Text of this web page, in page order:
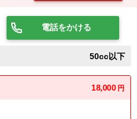
電話をかける
50cc以下
18,000 円